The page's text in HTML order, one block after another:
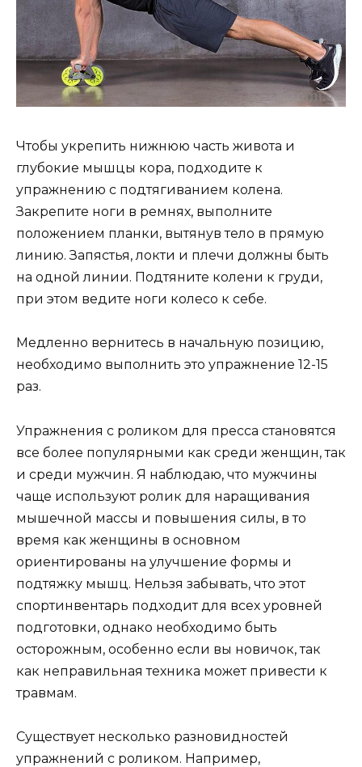
Чтобы укрепить нижнюю часть живота и
глубокие мышцы кора, подходите к
упражнению с подтягиванием колена.
Закрепите ноги в ремнях, выполните
положением планки, вытянув тело в прямую
линию. Запястья, локти и плечи должны быть
на одной линии. Подтяните колени к груди,
при этом ведите ноги колесо к себе.
Медленно вернитесь в начальную позицию,
необходимо выполнить это упражнение 12-15
раз.
Упражнения с роликом для пресса становятся
все более популярными как среди женщин, так
и среди мужчин. Я наблюдаю, что мужчины
чаще используют ролик для наращивания
мышечной массы и повышения силы, в то
время как женщины в основном
ориентированы на улучшение формы и
подтяжку мышц. Нельзя забывать, что этот
спортинвентарь подходит для всех уровней
подготовки, однако необходимо быть
осторожным, особенно если вы новичок, так
как неправильная техника может привести к
травмам.
Существует несколько разновидностей
упражнений с роликом. Например,